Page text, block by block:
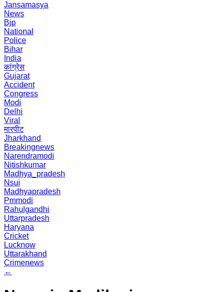
Jansamasya
News
Bjp
National
Police
Bihar
India
कांग्रेस
Gujarat
Accident
Congress
Modi
Delhi
Viral
मारपीट
Jharkhand
Breakingnews
Narendramodi
Nitishkumar
Madhya_pradesh
Nsui
Madhyapradesh
Pmmodi
Rahulgandhi
Uttarpradesh
Haryana
Cricket
Lucknow
Uttarakhand
Crimenews
←